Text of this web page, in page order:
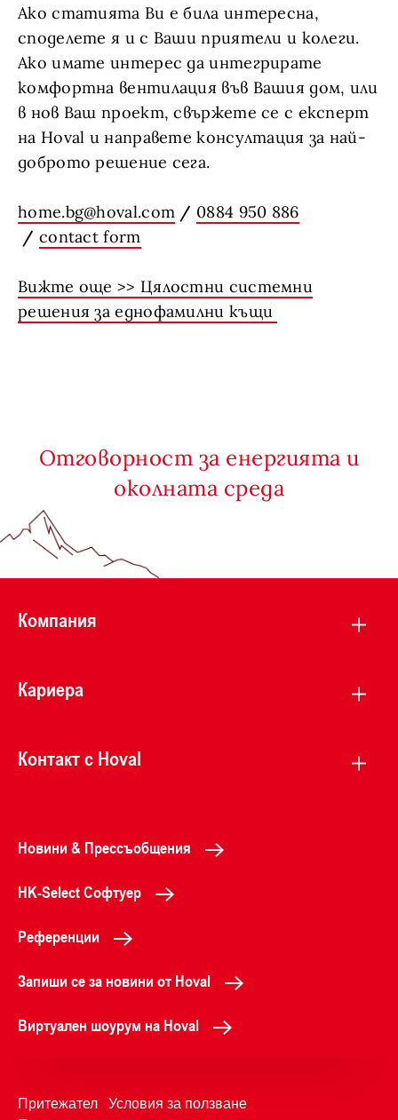
Ако статията Ви е била интересна,
споделете я и с Ваши приятели и колеги.
Ако имате интерес да интегрирате
комфортна вентилация във Вашия дом, или
в нов Ваш проект, свържете се с експерт
на Hoval и направете консултация за най-
доброто решение сега.
home.bg@hoval.com / 0884 950 886
/ contact form
Вижте още >> Цялостни системни
решения за еднофамилни къщи
Отговорност за енергията и
околната среда
Компания
Кариера
Контакт с Hoval
Новини & Прессъобщения
HK-Select Софтуер
Референции
Запиши се за новини от Hoval
Виртуален шоурум на Hoval
Притежател
Условия за ползване